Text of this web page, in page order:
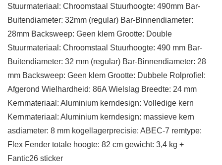
Stuurmateriaal: Chroomstaal Stuurhoogte: 490mm Bar-
Buitendiameter: 32mm (regular) Bar-Binnendiameter:
28mm Backsweep: Geen klem Grootte: Double
Stuurmateriaal: Chroomstaal Stuurhoogte: 490 mm Bar-
Buitendiameter: 32 mm (regular) Bar-Binnendiameter: 28
mm Backsweep: Geen klem Grootte: Dubbele Rolprofiel:
Afgerond Wielhardheid: 86A Wielslag Breedte: 24 mm
Kernmateriaal: Aluminium kerndesign: Volledige kern
Kernmateriaal: Aluminium kerndesign: massieve kern
asdiameter: 8 mm kogellagerprecisie: ABEC-7 remtype:
Flex Fender totale hoogte: 82 cm gewicht: 3,4 kg +
Fantic26 sticker